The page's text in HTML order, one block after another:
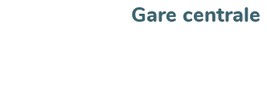
Gare centrale